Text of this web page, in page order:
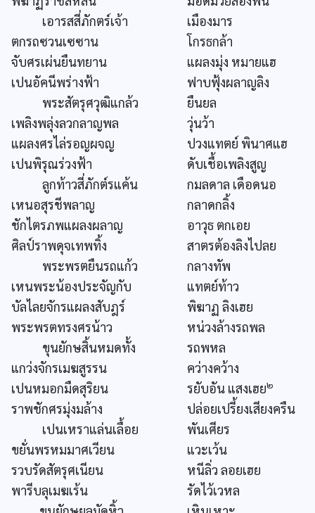
เอารสสี่ภักตร์เจ้า
เมืองมาร
ตกรถซวนเซซาน
โกรธกล้า
จับศรเผ่นยืนทยาน
แผลงมุ่ง หมายแฮ
เปนอัคนีพร่างฟ้า
ฟาบฟุ้งผลาญลิง
พระสัตรุศวุฒิแกล้ว
ยืนยล
เพลิงพลุ่งลวกลาญพล
วุ่นว้า
แผลงศรไล่รอญผจญ
ปวงแทตย์ พินาศแฮ
เปนพิรุณร่วงฟ้า
ดับเชื้อเพลิงสูญ
ลูกท้าวสี่ภักต์รแค้น
กมลดาล เดือดนอ
เหนอสุรชีพลาญ
กลาดกลิ้ง
ชักไตรภพแผลงผลาญ
อาวุธ ตกเอย
ศิลป์ราพดุจเทพทิ้ง
สาตรต้องลิงไปลย
พระพรตยืนรถแก้ว
กลางทัพ
เหนพระน้องประจัญกับ
แทตย์ท้าว
บัลไลยจักรแผลงสับฎร์
พิฆาฏ ลิงเฮย
พระพรตทรงศรน้าว
หน่วงล้างรถพล
ขุนยักษสิ้นหมดทั้ง
รถพหล
แกว่งจักรเมฆสูรรน
คว่างคว้าง
เปนหมอกมืดสุริยน
รยับอัน แสงเฮย๒
ราพชักศรมุ่งมล้าง
ปล่อยเปรี้ยงเสียงครืน
เปนเหราแล่นเลื้อย
พันเศียร
ขยั่นพรหมมาศเวียน
แวะเว้น
รวบรัดสัตรุศเนียน
หนีลิ่ว ลอยเฮย
พารีบลุเมฆเร้น
รัดไว้เวหล